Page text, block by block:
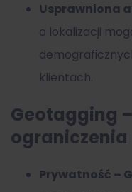
Usprawniona
o lokalizacji
klientach.
Geotagging
ograniczenia
Prywatność –